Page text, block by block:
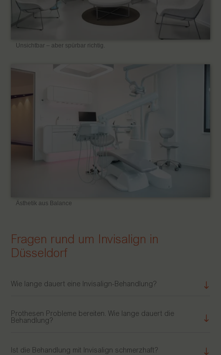
Unsichtbar – aber spürbar richtig.
Ästhetik aus Balance
Fragen rund um Invisalign in
Düsseldorf
Wie lange dauert eine Invisalign-Behandlung?
Prothesen Probleme bereiten. Wie lange dauert die
Behandlung?
Ist die Behandlung mit Invisalign schmerzhaft?